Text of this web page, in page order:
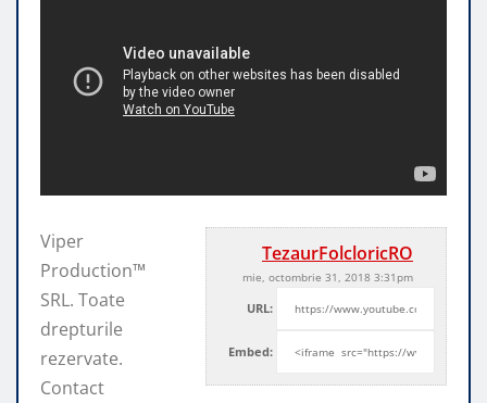
TezaurFolcloricRO
mie, octombrie 31, 2018 3:31pm
URL:
Embed:
Viper
Production™
SRL. Toate
drepturile
rezervate.
Contact